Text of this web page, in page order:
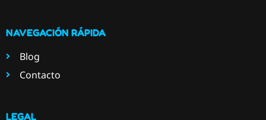
NAVEGACIÓN RÁPIDA
Blog
Contacto
LEGAL